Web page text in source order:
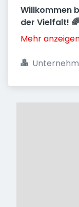
Willkommen
der Vielfalt! 🌈
Mehr